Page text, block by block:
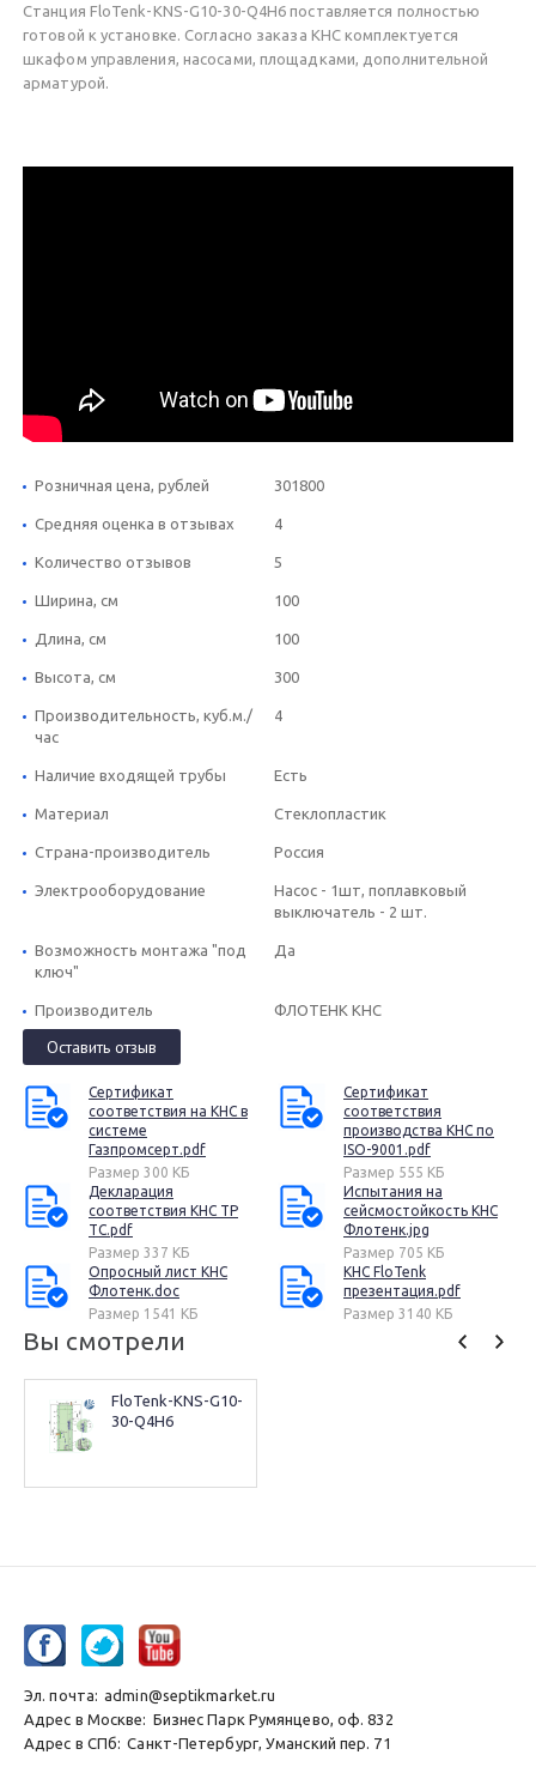
Станция FloTenk-KNS-G10-30-Q4H6 поставляется полностью
готовой к установке. Согласно заказа КНС комплектуется
шкафом управления, насосами, площадками, дополнительной
арматурой.
Розничная цена, рублей 301800
Средняя оценка в отзывах 4
Количество отзывов 5
Ширина, см 100
Длина, см 100
Высота, см 300
Производительность, куб.м./
час
4
Наличие входящей трубы Есть
Материал Стеклопластик
Страна-производитель Россия
Электрооборудование
Насос - 1шт, поплавковый
выключатель - 2 шт.
Возможность монтажа "под
ключ"
Да
Производитель ФЛОТЕНК КНС
Оставить отзыв
Сертификат
соответствия на КНС в
системе
Газпромсерт.pdf
Размер 300 КБ
Сертификат
соответствия
производства КНС по
ISO-9001.pdf
Размер 555 КБ
Декларация
соответствия КНС ТР
ТС.pdf
Размер 337 КБ
Испытания на
сейсмостойкость КНС
Флотенк.jpg
Размер 705 КБ
Опросный лист КНС
Флотенк.doc
Размер 1541 КБ
КНС FloTenk
презентация.pdf
Размер 3140 КБ
Вы смотрели
FloTenk-KNS-G10-
30-Q4H6
Эл. почта: admin@septikmarket.ru
Адрес в Москве: Бизнес Парк Румянцево, оф. 832
Адрес в СПб: Санкт-Петербург, Уманский пер. 71